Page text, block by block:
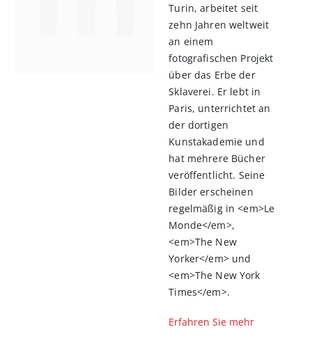
Turin, arbeitet seit
zehn Jahren weltweit
an einem
fotografischen Projekt
über das Erbe der
Sklaverei. Er lebt in
Paris, unterrichtet an
der dortigen
Kunstakademie und
hat mehrere Bücher
veröffentlicht. Seine
Bilder erscheinen
regelmäßig in <em>Le
Monde</em>,
<em>The New
Yorker</em> und
<em>The New York
Times</em>.
Erfahren Sie mehr